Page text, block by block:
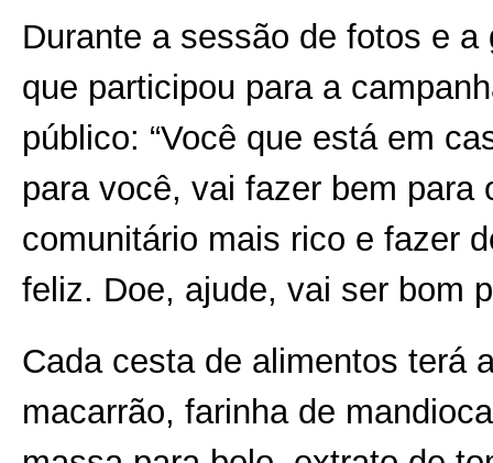
Durante a sessão de fotos e
que participou para a
público: “Você que está em
para você, vai fazer bem para
comunitário mais rico e fazer
feliz. Doe, ajude, vai ser bom
Cada cesta de alimentos terá
macarrão, farinha de